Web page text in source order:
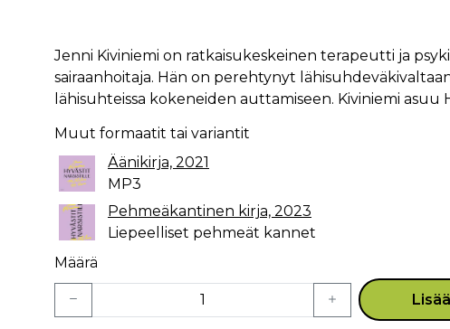
Jenni Kiviniemi on ratkaisukeskeinen terapeutti ja
sairaanhoitaja. Hän on perehtynyt
lähisuhteissa kokeneiden auttamiseen. Kiviniemi asuu
Muut formaatit tai variantit
Äänikirja, 2021
MP3
Pehmeäkantinen kirja, 2023
Liepeelliset pehmeät kannet
Määrä